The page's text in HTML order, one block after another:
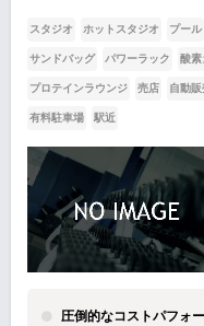
スタジオ ホットスタジオ プール
サンドバッグ パワーラック 酸素
プロテインラウンジ 売店 自動
有料駐車場 駅近
圧倒的なコストパフォ